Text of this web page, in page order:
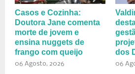
Casos e Cozinha:
Doutora Jane comenta
morte de jovem e
ensina nuggets de
frango com queijo
06 Agosto, 2026
dos
06